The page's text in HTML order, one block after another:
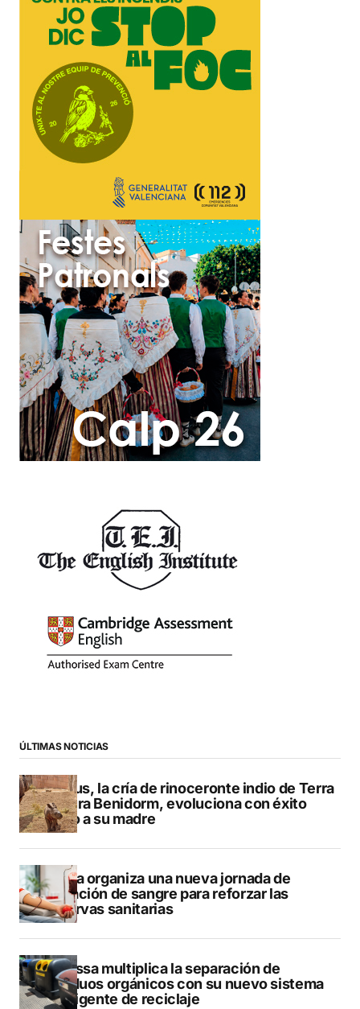
ÚLTIMAS NOTICIAS
Brutus, la cría de rinoceronte indio de Terra
Natura Benidorm, evoluciona con éxito
junto a su madre
Dénia organiza una nueva jornada de
donación de sangre para reforzar las
reservas sanitarias
Benissa multiplica la separación de
residuos orgánicos con su nuevo sistema
inteligente de reciclaje